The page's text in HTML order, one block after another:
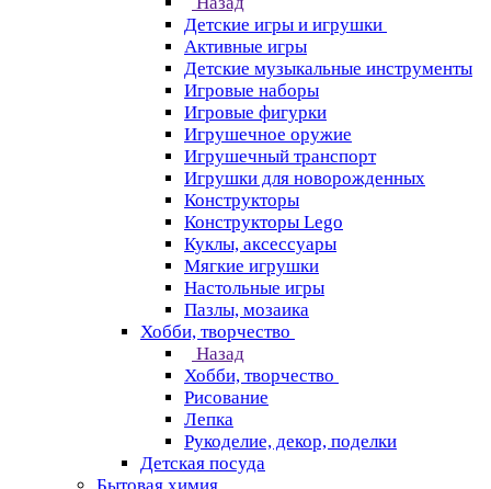
Детские игры и игрушки
Активные игры
Детские музыкальные инструменты
Игровые наборы
Игровые фигурки
Игрушечное оружие
Игрушечный транспорт
Игрушки для новорожденных
Конструкторы
Конструкторы Lego
Куклы, аксессуары
Мягкие игрушки
Настольные игры
Пазлы, мозаика
Хобби, творчество
Назад
Хобби, творчество
Рисование
Лепка
Рукоделие, декор, поделки
Детская посуда